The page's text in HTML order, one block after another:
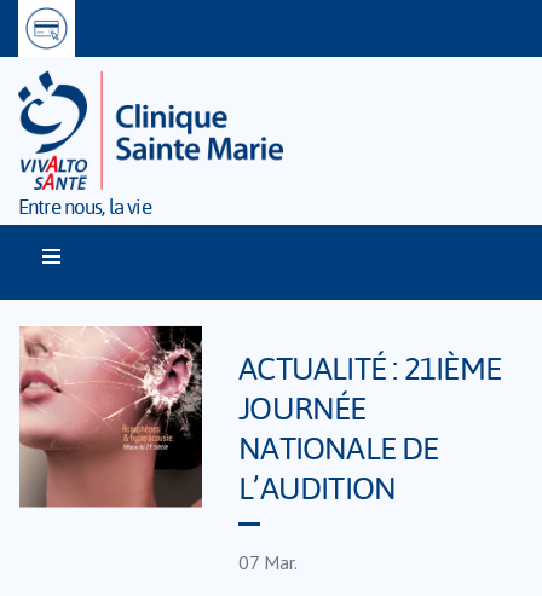
Entre nous, la vie
ACTUALITÉ : 21IÈME
JOURNÉE
NATIONALE DE
L’AUDITION
07 Mar.